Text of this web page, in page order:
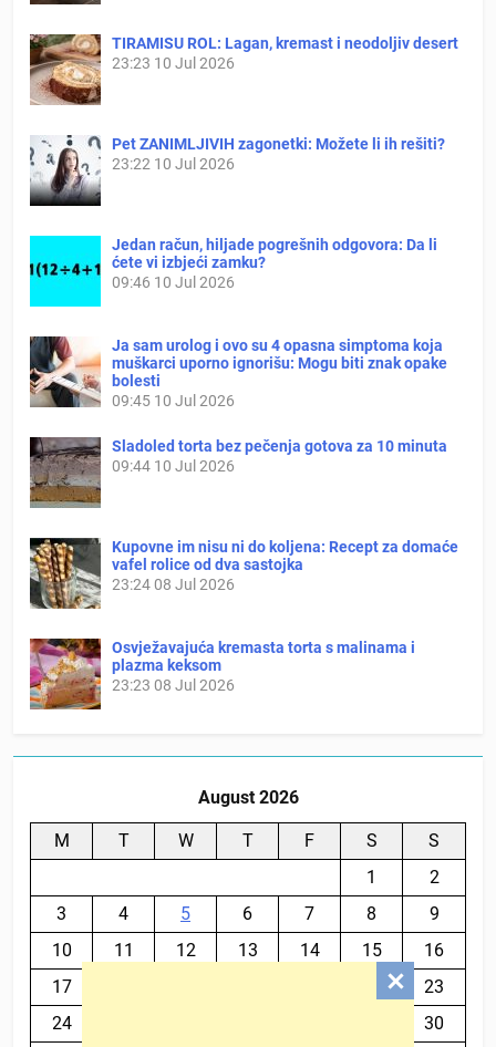
TIRAMISU ROL: Lagan, kremast i neodoljiv desert
23:23 10 Jul 2026
Pet ZANIMLJIVIH zagonetki: Možete li ih rešiti?
23:22 10 Jul 2026
Jedan račun, hiljade pogrešnih odgovora: Da li
ćete vi izbjeći zamku?
09:46 10 Jul 2026
Ja sam urolog i ovo su 4 opasna simptoma koja
muškarci uporno ignorišu: Mogu biti znak opake
bolesti
09:45 10 Jul 2026
Sladoled torta bez pečenja gotova za 10 minuta
09:44 10 Jul 2026
Kupovne im nisu ni do koljena: Recept za domaće
vafel rolice od dva sastojka
23:2408 Jul 2026
Osvježavajuća kremasta torta s malinama i
plazma keksom
23:23 08 Jul 2026
August 2026
M T W T F S
S
1
2
3
4 5 6 7 8
9
10
11 12 13 14 15
16
17
23
24
30